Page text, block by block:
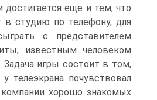
еще и тем, что
в студию по телефону, для
с представителем
известным человеком
Задача игры состоит в том,
телеэкрана по­чувствовал
хорошо знакомых